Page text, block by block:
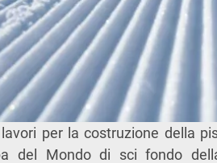
lavori per la costruzione della
del Mondo di sci fondo